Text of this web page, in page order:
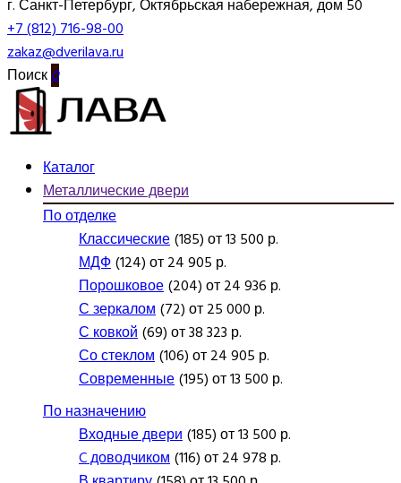
г. Санкт-Петербург, Октябрьская набережная, дом 50
+7 (812) 716-98-00
zakaz@dverilava.ru
Поиск0
Каталог
Металлические двери
По отделке
Классические(185) от 13 500 р.
МДФ(124) от 24 905 р.
Порошковое(204) от 24 936 р.
С зеркалом(72) от 25 000 р.
С ковкой(69) от 38 323 р.
Со стеклом(106) от 24 905 р.
Современные(195) от 13 500 р.
По назначению
Входные двери(185) от 13 500 р.
C доводчиком(116) от 24 978 р.